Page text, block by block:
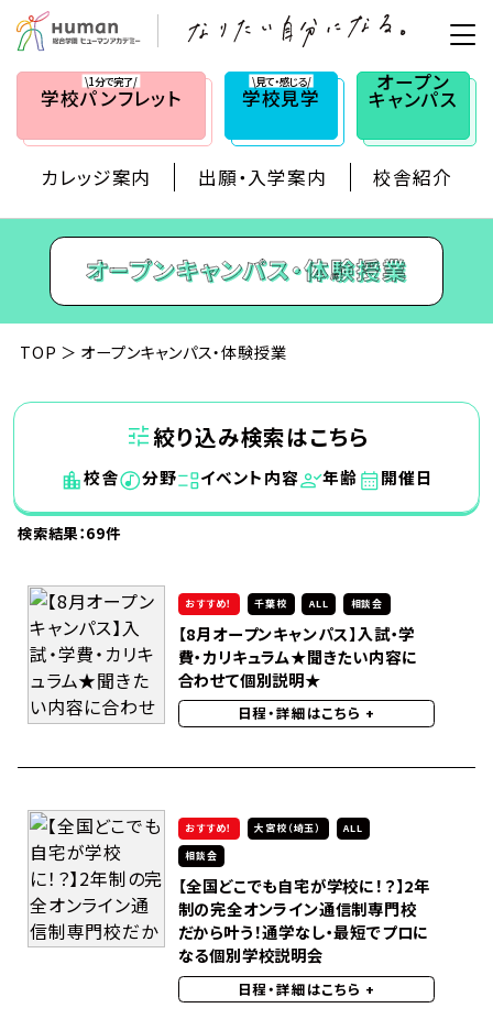
\1分で完了/
学校パンフレット
\見て・感じる/
学校見学
オープン
キャンパス
カレッジ案内 出願・入学案内 校舎紹介
TOP オープンキャンパス・体験授業
検索結果：69件
おすすめ！ 千葉校 ALL 相談会
【8月オープンキャンパス】入試・学
費・カリキュラム★聞きたい内容に
合わせて個別説明★
日程・詳細はこちら +
おすすめ！ 大宮校（埼玉）
ALL
相談会
【全国どこでも自宅が学校に！？】2年
制の完全オンライン通信制専門校
だから叶う！通学なし・最短でプロに
なる個別学校説明会
日程・詳細はこちら +
絞り込み検索はこちら
校舎 分野 イベント内容 年齢 開催日